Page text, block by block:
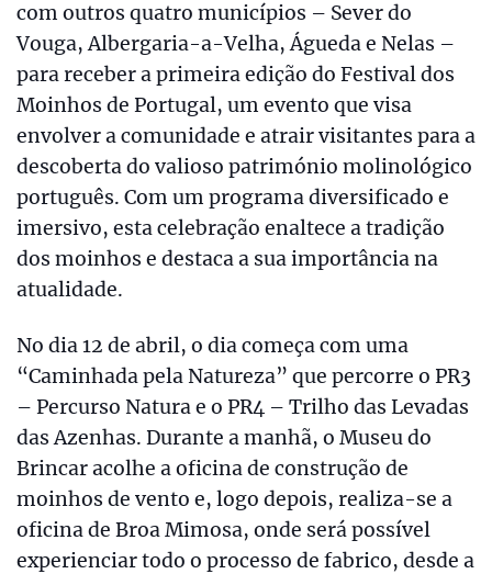
com outros quatro municípios – Sever do
Vouga, Albergaria-a-Velha, Águeda e Nelas –
para receber a primeira edição do Festival dos
Moinhos de Portugal, um evento que visa
envolver a comunidade e atrair visitantes para a
descoberta do valioso património molinológico
português. Com um programa diversificado e
imersivo, esta celebração enaltece a tradição
dos moinhos e destaca a sua importância na
atualidade.
No dia 12 de abril, o dia começa com uma
“Caminhada pela Natureza” que percorre o PR3
– Percurso Natura e o PR4 – Trilho das Levadas
das Azenhas. Durante a manhã, o Museu do
Brincar acolhe a oficina de construção de
moinhos de vento e, logo depois, realiza-se a
oficina de Broa Mimosa, onde será possível
experienciar todo o processo de fabrico, desde a